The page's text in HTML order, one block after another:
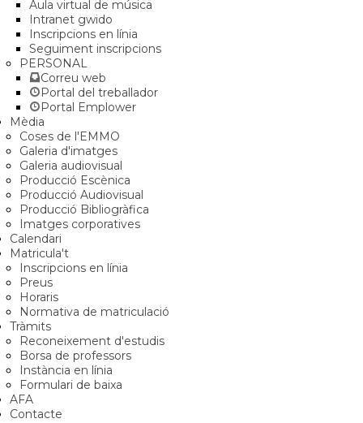
Aula virtual de música
Intranet gwido
Inscripcions en línia
Seguiment inscripcions
PERSONAL
Correu web
Portal del treballador
Portal Emplower
Mèdia
Coses de l'EMMO
Galeria d'imatges
Galeria audiovisual
Producció Escènica
Producció Audiovisual
Producció Bibliogràfica
Imatges corporatives
Calendari
Matricula't
Inscripcions en línia
Preus
Horaris
Normativa de matriculació
Tràmits
Reconeixement d'estudis
Borsa de professors
Instància en línia
Formulari de baixa
AFA
Contacte